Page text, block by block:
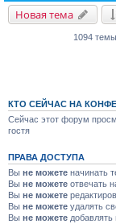
Новая тема
1094 темы
КТО СЕЙЧАС НА
Сейчас этот форум
гостя
ПРАВА ДОСТУПА
Вы не можете начинать
Вы не можете отвечать
Вы не можете
Вы не можете удалять
Вы не можете